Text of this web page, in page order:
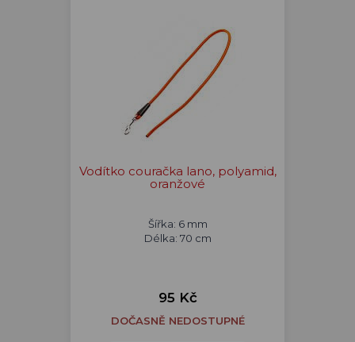
Vodítko couračka lano, polyamid,
oranžové
Šířka: 6 mm
Délka: 70 cm
95 Kč
DOČASNĚ NEDOSTUPNÉ